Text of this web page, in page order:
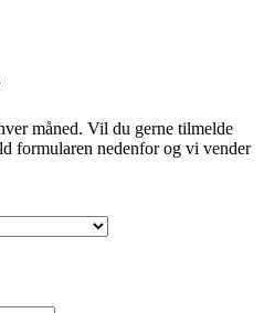
måned. Vil du gerne tilmelde
formularen nedenfor og vi vender